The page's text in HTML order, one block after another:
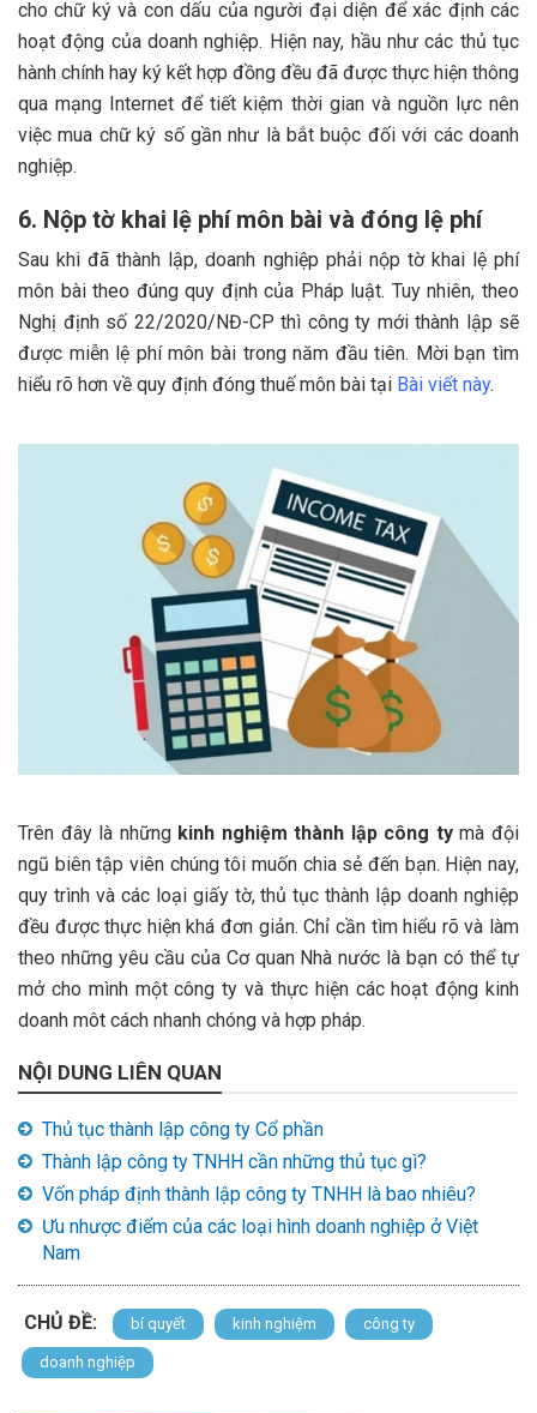
cho chữ ký và con dấu của người đại diện để xác định các
hoạt động của doanh nghiệp. Hiện nay, hầu như các thủ tục
hành chính hay ký kết hợp đồng đều đã được thực hiện thông
qua mạng Internet để tiết kiệm thời gian và nguồn lực nên
việc mua chữ ký số gần như là bắt buộc đối với các doanh
nghiệp.
6. Nộp tờ khai lệ phí môn bài và đóng lệ phí
Sau khi đã thành lập, doanh nghiệp phải nộp tờ khai lệ phí
môn bài theo đúng quy định của Pháp luật. Tuy nhiên, theo
Nghị định số 22/2020/NĐ-CP thì công ty mới thành lập sẽ
được miễn lệ phí môn bài trong năm đầu tiên. Mời bạn tìm
hiểu rõ hơn về quy định đóng thuế môn bài tại Bài viết này.
Trên đây là những kinh nghiệm thành lập công tymà đội
ngũ biên tập viên chúng tôi muốn chia sẻ đến bạn. Hiện nay,
quy trình và các loại giấy tờ, thủ tục thành lập doanh nghiệp
đều được thực hiện khá đơn giản. Chỉ cần tìm hiểu rõ và làm
theo những yêu cầu của Cơ quan Nhà nước là bạn có thể tự
mở cho mình một công ty và thực hiện các hoạt động kinh
doanh môt cách nhanh chóng và hợp pháp.
NỘI DUNG LIÊN QUAN
Thủ tục thành lập công ty Cổ phần
Thành lập công ty TNHH cần những thủ tục gì?
Vốn pháp định thành lập công ty TNHH là bao nhiêu?
Ưu nhược điểm của các loại hình doanh nghiệp ở Việt
Nam
CHỦ ĐỀ: bí quyết kinh nghiệm công ty
doanh nghiệp